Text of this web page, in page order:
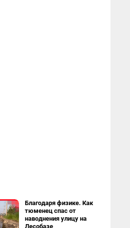
Благодаря физике. Как
тюменец спас от
наводнения улицу на
Лесобазе